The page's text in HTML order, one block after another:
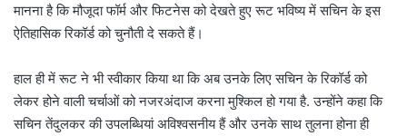
मानना है कि मौजूदा फॉर्म और फिटनेस को देखते हुए रूट भविष्य में सचिन के इस
ऐतिहासिक रिकॉर्ड को चुनौती दे सकते हैं।
हाल ही में रूट ने भी स्वीकार किया था कि अब उनके लिए सचिन के रिकॉर्ड को
लेकर होने वाली चर्चाओं को नजरअंदाज करना मुश्किल हो गया है. उन्होंने कहा कि
सचिन तेंदुलकर की उपलब्धियां अविश्वसनीय हैं और उनके साथ तुलना होना ही